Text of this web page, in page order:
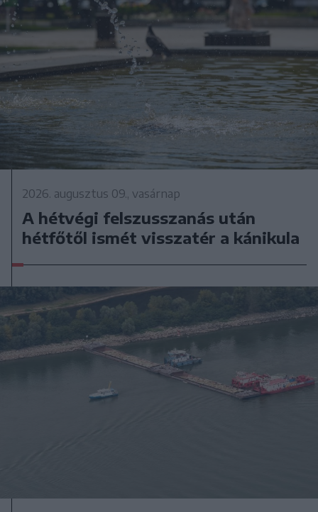
2026. augusztus 09., vasárnap
A hétvégi felszusszanás után
hétfőtől ismét visszatér a kánikula